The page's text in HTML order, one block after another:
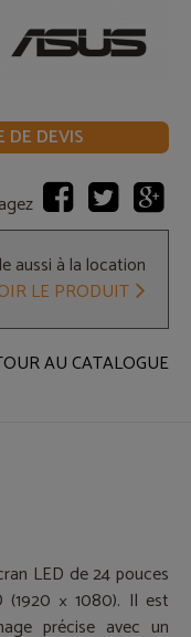
DE DEVIS
aussi à la location
LE PRODUIT
AU CATALOGUE
LED de 24 pouces
(1920 × 1080). Il est
précise avec un